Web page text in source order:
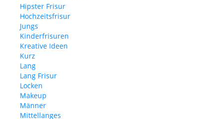
Hipster Frisur
Hochzeitsfrisur
Jungs
Kinderfrisuren
Kreative Ideen
Kurz
Lang
Lang Frisur
Locken
Makeup
Männer
Mittellanges